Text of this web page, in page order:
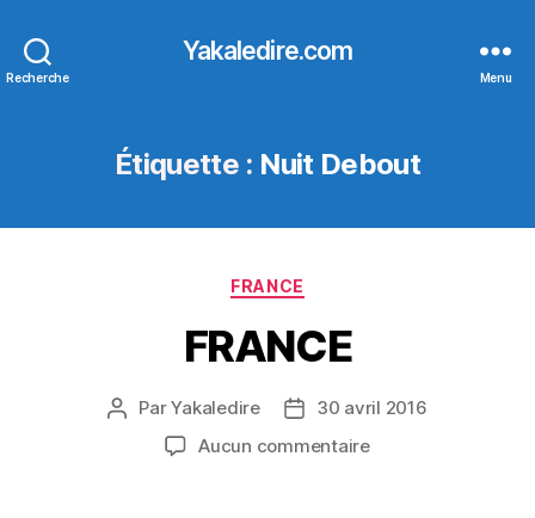
Recherche
Yakaledire.com
Menu
Étiquette : Nuit Debout
Catégories
FRANCE
FRANCE
Auteur
l’article
ParYakaledire
Date30 avril 2016
Aucun commentairesur